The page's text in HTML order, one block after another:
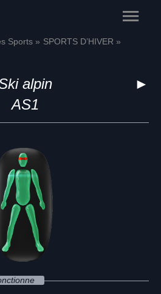
Main
Menu
Sports
SPORTS D’HIVER
►
alpin
AS1